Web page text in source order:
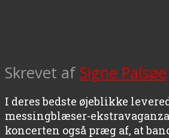
Skrevet af Signe Palsøe
I deres bedste øjeblikke
messingblæser-
koncerten også præg af, at